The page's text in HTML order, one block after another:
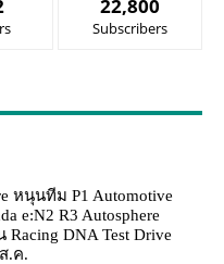
22,800
Subscribers
หนุนทีม P1 Automotive
e:N2 R3 Autosphere
Racing DNA Test Drive
.ค.